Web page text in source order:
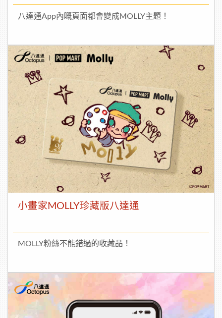
八達通App內嘅頁面都會變成MOLLY主題！
小畫家MOLLY珍藏版八達通
MOLLY粉絲不能錯過的收藏品！